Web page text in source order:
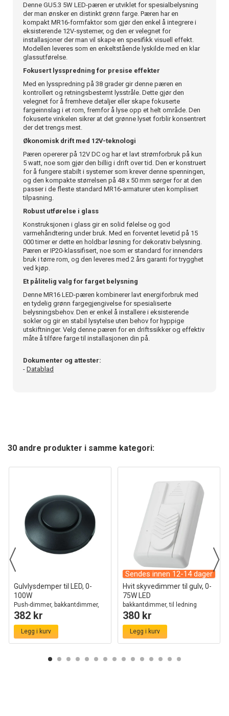
Denne GU5.3 5W LED-pæren er utviklet for spesialbelysning
der man ønsker en distinkt grønn farge. Pæren har en
kompakt MR16-formfaktor som gjør den enkel å integrere i
eksisterende 12V-systemer, og den er velegnet for
installasjoner der man vil skape en spesifikk visuell effekt.
Modellen leveres som en enkeltstående lyskilde med en klar
glassutførelse.
Fokusert lysspredning for presise effekter
Med en lysspredning på 38 grader gir denne pæren en
kontrollert og retningsbestemt lysstråle. Dette gjør den
velegnet for å fremheve detaljer eller skape fokuserte
fargeinnslag i et rom, fremfor å lyse opp et helt område. Den
fokuserte vinkelen sikrer at det grønne lyset forblir konsentrert
der det trengs mest.
Økonomisk drift med 12V-teknologi
Pæren opererer på 12V DC og har et lavt strømforbruk på kun
5 watt, noe som gjør den billig i drift over tid. Den er konstruert
for å fungere stabilt i systemer som krever denne spenningen,
og den kompakte størrelsen på 48 x 50 mm sørger for at den
passer i de fleste standard MR16-armaturer uten komplisert
tilpasning.
Robust utførelse i glass
Konstruksjonen i glass gir en solid følelse og god
varmehåndtering under bruk. Med en forventet levetid på 15
000 timer er dette en holdbar løsning for dekorativ belysning.
Pæren er IP20-klassifisert, noe som er standard for innendørs
bruk i tørre rom, og den leveres med 2 års garanti for trygghet
ved kjøp.
Et pålitelig valg for farget belysning
Denne MR16 LED-pæren kombinerer lavt energiforbruk med
en tydelig grønn fargegjengivelse for spesialiserte
belysningsbehov. Den er enkel å installere i eksisterende
sokler og gir en stabil lysytelse uten behov for hyppige
utskiftninger. Velg denne pæren for en driftssikker og effektiv
måte å tilføre farge til installasjonen din på.
Dokumenter og attester:
- Datablad
30 andre produkter i samme kategori:
Gulvlysdemper til LED, 0-
100W
Push-dimmer, bakkantdimmer,
sort
382 kr
Legg i kurv
Sendes innen 12-14 dager
Hvit skyvedimmer til gulv, 0-
75W LED
bakkantdimmer, til ledning
380 kr
Legg i kurv